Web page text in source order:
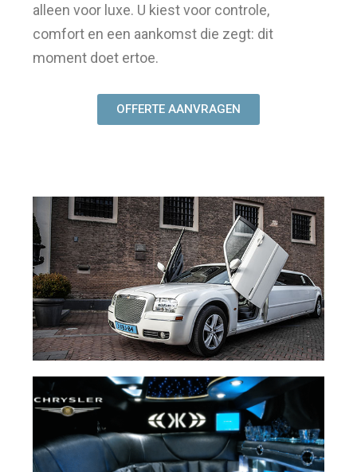
alleen voor luxe. U kiest voor controle,
comfort en een aankomst die zegt: dit
moment doet ertoe.
OFFERTE AANVRAGEN